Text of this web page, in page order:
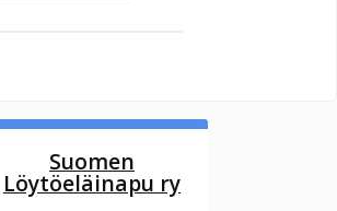
Suomen
Löytöeläinapu ry